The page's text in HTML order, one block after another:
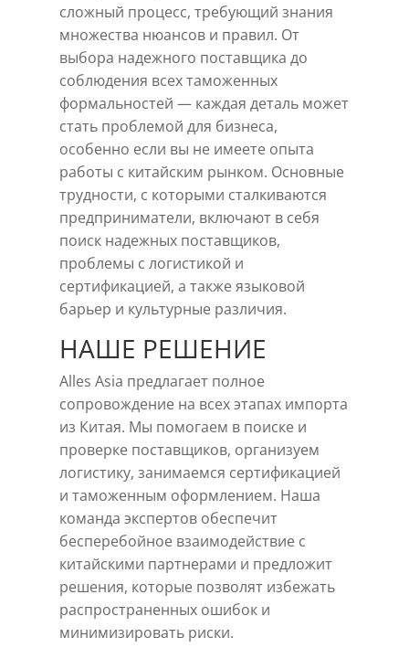
сложный процесс, требующий знания
множества нюансов и правил. От
выбора надежного поставщика до
соблюдения всех таможенных
формальностей — каждая деталь может
стать проблемой для бизнеса,
особенно если вы не имеете опыта
работы с китайским рынком. Основные
трудности, с которыми сталкиваются
предприниматели, включают в себя
поиск надежных поставщиков,
проблемы с логистикой и
сертификацией, а также языковой
барьер и культурные различия.
НАШЕ РЕШЕНИЕ
Alles Asia предлагает полное
сопровождение на всех этапах импорта
из Китая. Мы помогаем в поиске и
проверке поставщиков, организуем
логистику, занимаемся сертификацией
и таможенным оформлением. Наша
команда экспертов обеспечит
бесперебойное взаимодействие с
китайскими партнерами и предложит
решения, которые позволят избежать
распространенных ошибок и
минимизировать риски.